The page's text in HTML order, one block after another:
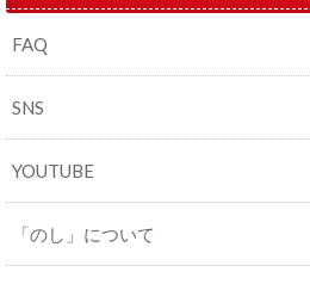
FAQ
SNS
YOUTUBE
「のし」について